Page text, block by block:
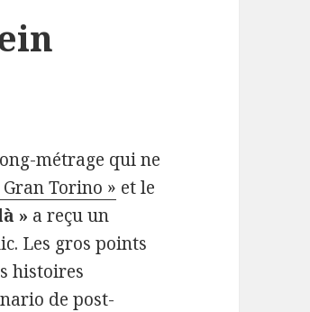
métrage qui ne
Gran Torino » et le
» a reçu un
Les gros points
histoires
de post-